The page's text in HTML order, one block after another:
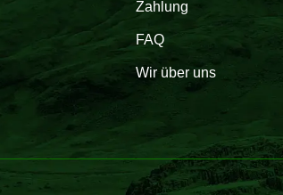
Zahlung
FAQ
Wir über uns